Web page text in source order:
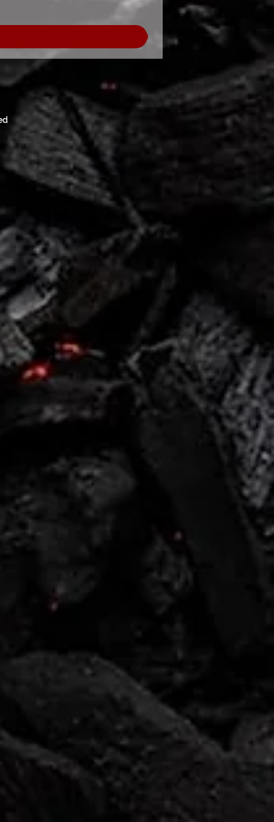
Davek Vključeno|Cena brez poštnine